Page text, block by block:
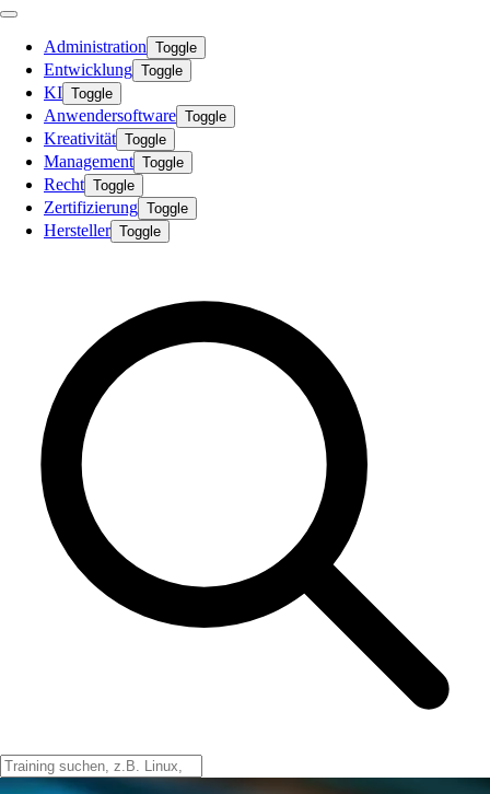
Administration Toggle
Entwicklung Toggle
KI Toggle
Anwendersoftware Toggle
Kreativität Toggle
Management Toggle
Recht Toggle
Zertifizierung Toggle
Hersteller Toggle